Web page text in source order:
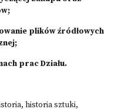
plików źródłowych
prac Działu.
historia sztuki,